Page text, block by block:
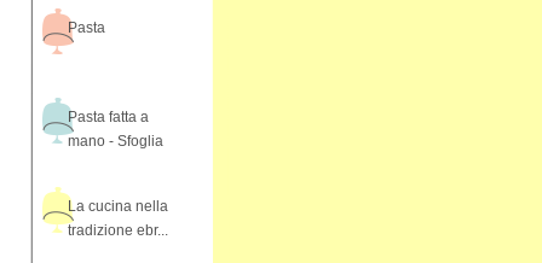
Pasta
Pasta fatta a
mano - Sfoglia
La cucina nella
tradizione ebr...